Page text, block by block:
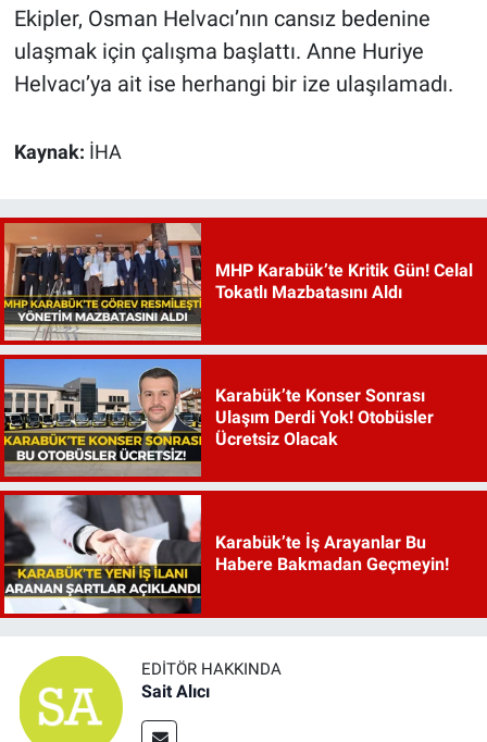
Ekipler, Osman Helvacı’nın cansız bedenine
ulaşmak için çalışma başlattı. Anne Huriye
Helvacı’ya ait ise herhangi bir ize ulaşılamadı.
Kaynak: İHA
MHP Karabük’te Kritik Gün! Celal
Tokatlı Mazbatasını Aldı
Karabük’te Konser Sonrası
Ulaşım Derdi Yok! Otobüsler
Ücretsiz Olacak
Karabük’te İş Arayanlar Bu
Habere Bakmadan Geçmeyin!
EDITÖR HAKKINDA
Sait Alıcı